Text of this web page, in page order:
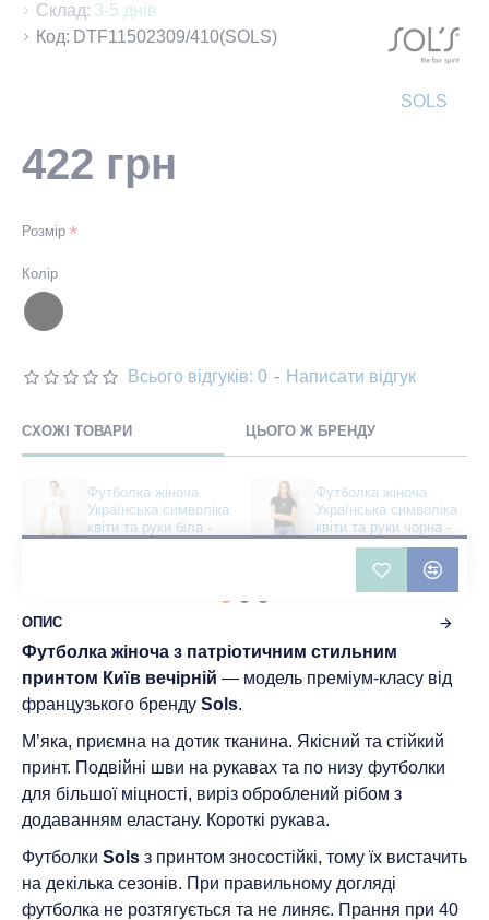
Склад: 3-5 днів
Код: DTF11502309/410(SOLS)
SOLS
Всього відгуків: 0 - Написати відгук
422 грн
Розмір
Колір
СХОЖІ ТОВАРИ ЦЬОГО Ж БРЕНДУ
Футболка жіноча
Українська символіка
квіти та руки біла -
Футболка жіноча
Українська символіка
квіти та руки чорна -
ОПИС
Футболка жіноча з патріотичним стильним
принтом Київ вечірній — модель преміум-класу від
французького бренду Sols.
М’яка, приємна на дотик тканина. Якісний та стійкий
принт. Подвійні шви на рукавах та по низу футболки
для більшої міцності, виріз оброблений рібом з
додаванням еластану. Короткі рукава.
Футболки Sols з принтом зносостійкі, тому їх вистачить
на декілька сезонів. При правильному догляді
футболка не розтягується та не линяє. Прання при 40